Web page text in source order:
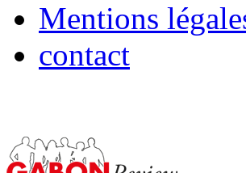
Mentions
contact